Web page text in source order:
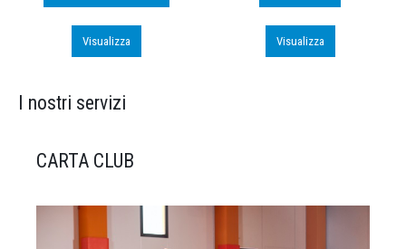
Visualizza Visualizza
I nostri servizi
CARTA CLUB